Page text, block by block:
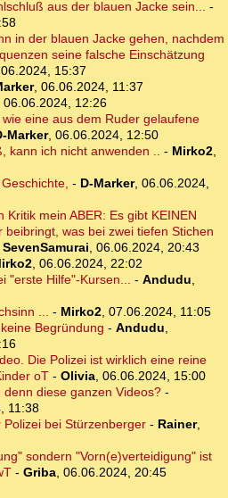
aus der blauen Jacke sein... -
in der blauen Jacke gehen, nachdem
seine falsche Einschätzung
15:37
, 06.06.2024, 11:37
06.06.2024, 12:26
eine aus dem Ruder gelaufene
Marker, 06.06.2024, 12:50
kann ich nicht anwenden .. - Mirko2,
- D-Marker, 06.06.2024,
Kritik mein ABER: Es gibt KEINEN
beibringt, was bei zwei tiefen Stichen
SevenSamurai, 06.06.2024, 20:43
, 06.06.2024, 22:02
"erste Hilfe"-Kursen... - Andudu,
... - Mirko2, 07.06.2024, 11:05
Begründung - Andudu,
Die Polizei ist wirklich eine reine
oT - Olivia, 06.06.2024, 15:00
diese ganzen Videos?-
11:38
bei Stürzenberger- Rainer,
sondern "Vorn(e)verteidigung" ist
- Griba, 06.06.2024, 20:45